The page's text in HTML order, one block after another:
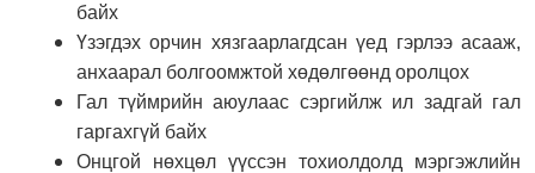
байх
Үзэгдэх орчин хязгаарлагдсан үед гэрлээ асааж,
анхаарал болгоомжтой хөдөлгөөнд оролцох
Гал түймрийн аюулаас сэргийлж ил задгай гал
гаргахгүй байх
Онцгой нөхцөл үүссэн тохиолдолд мэргэжлийн